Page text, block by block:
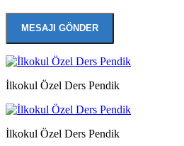
İlkokul Özel Ders Pendik
İlkokul Özel Ders Pendik